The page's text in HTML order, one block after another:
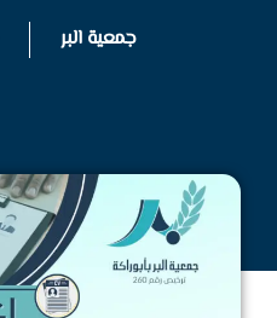
جمعية البر